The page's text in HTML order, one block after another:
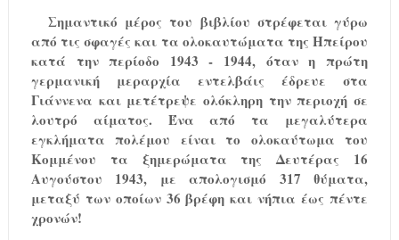
Σημαντικό μέρος του βιβλίου στρέφεται γύρω
από τις σφαγές και τα ολοκαυτώματα της Ηπείρου
κατά την περίοδο 1943 - 1944, όταν η πρώτη
γερμανική μεραρχία εντελβάις έδρευε στα
Γιάννενα και μετέτρεψε ολόκληρη την περιοχή σε
λουτρό αίματος. Ένα από τα μεγαλύτερα
εγκλήματα πολέμου είναι το ολοκαύτωμα του
Κομμένου τα ξημερώματα της Δευτέρας 16
Αυγούστου 1943, με απολογισμό 317 θύματα,
μεταξύ των οποίων 36 βρέφη και νήπια έως πέντε
χρονών!